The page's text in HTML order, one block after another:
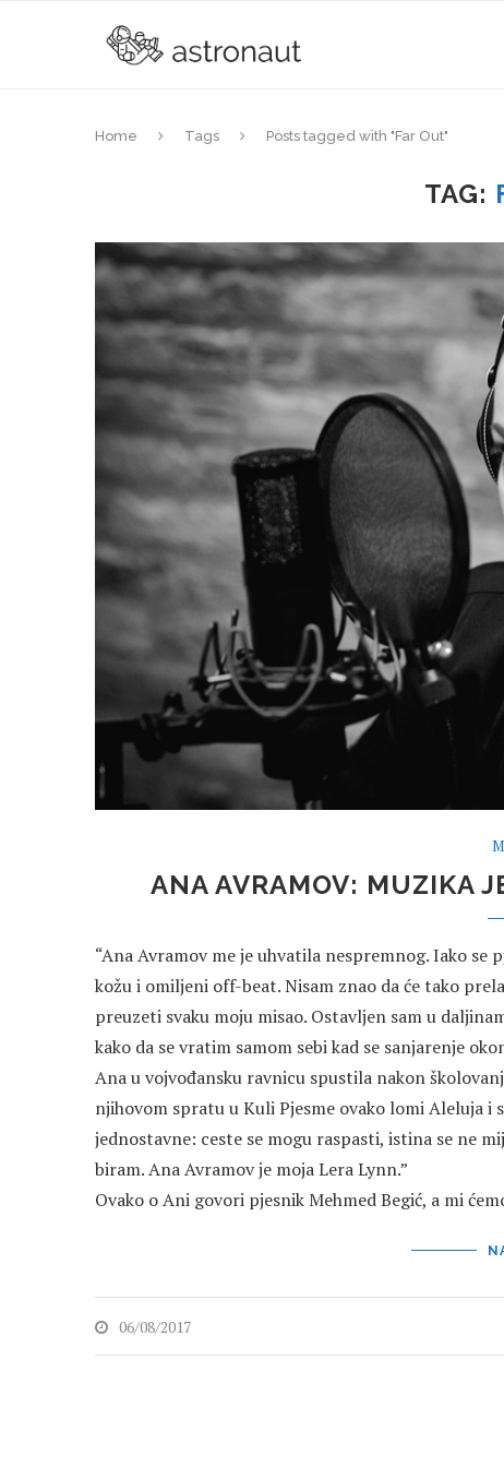
Home Tags Posts tagged with "Far Out"
TAG:
ANA AVRAMOV: MUZIKA
“Ana Avramov me je uhvatila nespremnog. Iako se
kožu i omiljeni off-beat. Nisam znao da će tako
preuzeti svaku moju misao. Ostavljen sam u
kako da se vratim samom sebi kad se sanjarenje
Ana u vojvođansku ravnicu spustila nakon
njihovom spratu u Kuli Pjesme ovako lomi Aleluja
jednostavne: ceste se mogu raspasti, istina se ne
biram. Ana Avramov je moja Lera Lynn.”
Ovako o Ani govori pjesnik Mehmed Begić, a mi
06/08/2017